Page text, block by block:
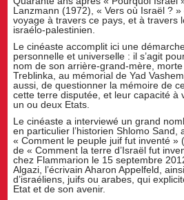
Lanzmann (1972), « Vers où Israël ?
voyage à travers ce pays, et à travers
israélo-palestinien.
Le cinéaste accomplit ici une
personnelle et universelle : il s’agit
nom de son arrière-grand-mère,
Treblinka, au mémorial de Yad
aussi, de questionner la mémoire de
cette terre disputée, et leur capacité à
un ou deux Etats.
Le cinéaste a interviewé un grand
en particulier l’historien Shlomo Sand,
« Comment le peuple juif fut inventé »
de « Comment la terre d’Israël fut
chez Flammarion le 15 septembre
Algazi, l’écrivain Aharon Appelfeld,
d’israéliens, juifs ou arabes, qui
Etat et de son avenir.